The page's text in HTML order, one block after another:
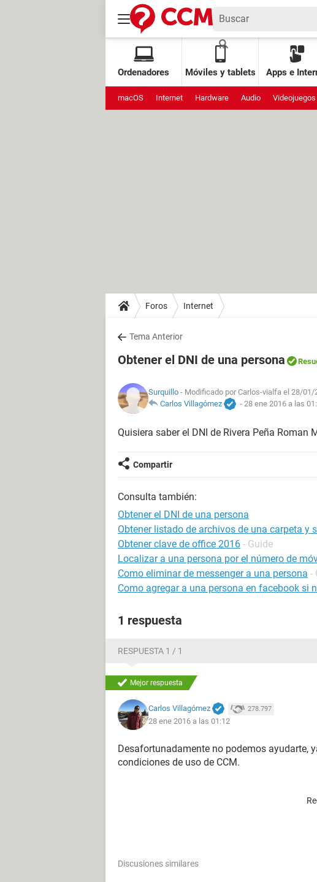
Ordenadores Móviles y tablets Apps e
macOS Internet Hardware Audio Videojuegos
Foros Internet
Tema Anterior
Obtener el DNI de una persona
Surquillo - Modificado por Carlos-vialfa el 28/01/
Carlos Villagómez
- 28 ene 2016 a las
Quisiera saber el DNI de Rivera Peña Roman
Compartir
Consulta también:
Obtener el DNI de una persona
Obtener listado de archivos de una carpeta y
Obtener clave de office 2016 - Guide
Localizar a una persona por el número de
Como eliminar de messenger a una persona -
Como agregar a una persona en facebook si
1 respuesta
RESPUESTA 1 / 1
Mejor respuesta
Carlos Villagómez 278.797
28 ene 2016 a las 01:12
Desafortunadamente no podemos ayudarte,
condiciones de uso de CCM.
Discusiones similares